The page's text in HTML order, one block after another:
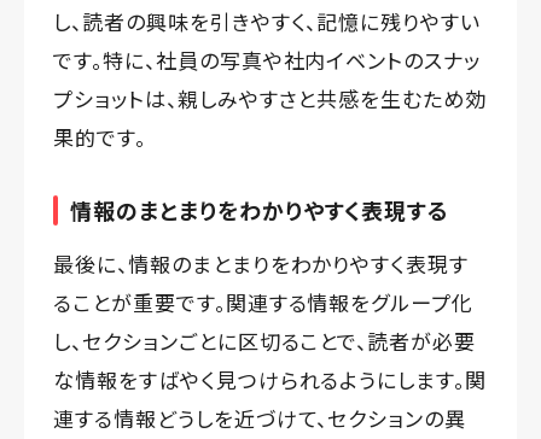
し、読者の興味を引きやすく、記憶に残りやすい
です。特に、社員の写真や社内イベントのスナッ
プショットは、親しみやすさと共感を生むため効
果的です。
情報のまとまりをわかりやすく表現する
最後に、情報のまとまりをわかりやすく表現す
ることが重要です。関連する情報をグループ化
し、セクションごとに区切ることで、読者が必要
な情報をすばやく見つけられるようにします。関
連する情報どうしを近づけて、セクションの異